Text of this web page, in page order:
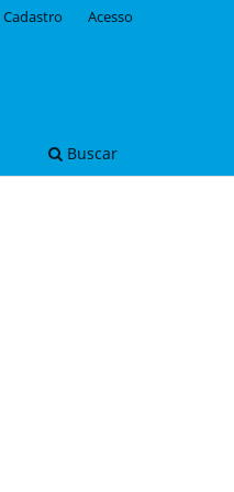
Buscar
Cadastro Acesso